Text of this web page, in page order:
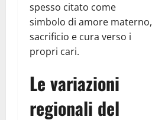
spesso citato come
simbolo di amore materno,
sacrificio e cura verso i
propri cari.
Le variazioni
regionali del